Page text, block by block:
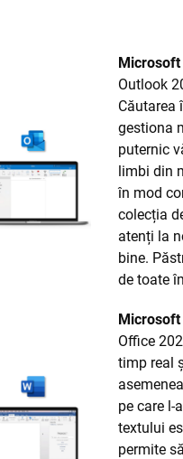
Microsoft
Outlook
Căutarea
gestiona
puternic
limbi din
în mod
colecția
atenți la
bine.
de toate
Microsoft
Office
timp real
pe care l-
textului
permite